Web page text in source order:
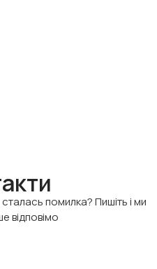
помилка? Пишіть і ми
відповімо